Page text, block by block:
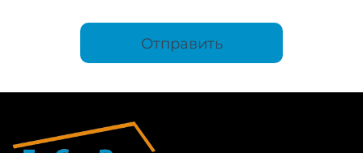
Отправить